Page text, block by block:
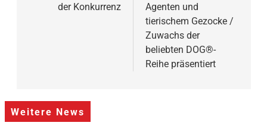
der Konkurrenz
Agenten und
tierischem Gezocke /
Zuwachs der
beliebten DOG®-
Reihe präsentiert
Weitere News